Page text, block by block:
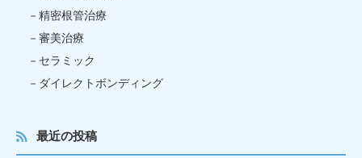
精密根管治療
審美治療
セラミック
ダイレクトボンディング
最近の投稿